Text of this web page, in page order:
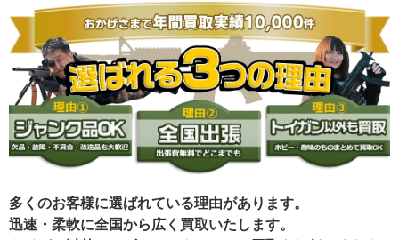
迅速・柔軟に全国から広く買取いたします。
トイガン以外のホビーコレクションの買取もお任せくださ